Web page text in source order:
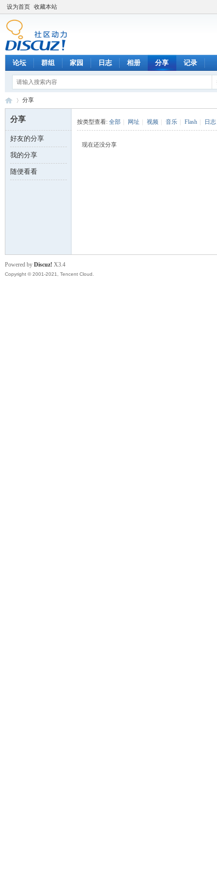
设为首页 收藏本站
论坛 群组 家园 日志 相册 分享 记录
数 ›
分享
分享
好友的分享
我的分享
随便看看
按类型查看: 全部 网址 视频 音乐 Flash 日志
现在还没分享
Powered by Discuz! X3.4
Copyright © 2001-2021, Tencent Cloud.